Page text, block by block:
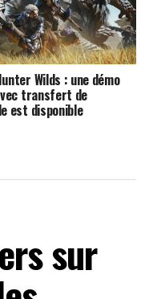
Wilds : une démo
transfert de
est disponible
sur